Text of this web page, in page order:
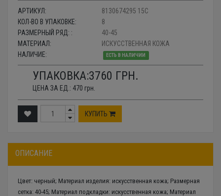
АРТИКУЛ:
8130674295 15C
КОЛ-ВО В УПАКОВКЕ:
8
РАЗМЕРНЫЙ РЯД: :
40-45
МАТЕРИАЛ:
ИСКУССТВЕННАЯ КОЖА
НАЛИЧИЕ:
ЕСТЬ В НАЛИЧИИ
УПАКОВКА:3760 ГРН.
ЦЕНА ЗА ЕД.: 470 грн.
КУПИТЬ
ОПИСАНИЕ
Цвет: черный; Материал изделия: искусственная кожа; Размерная
сетка: 40-45; Материал подкладки: искусственная кожа; Материал